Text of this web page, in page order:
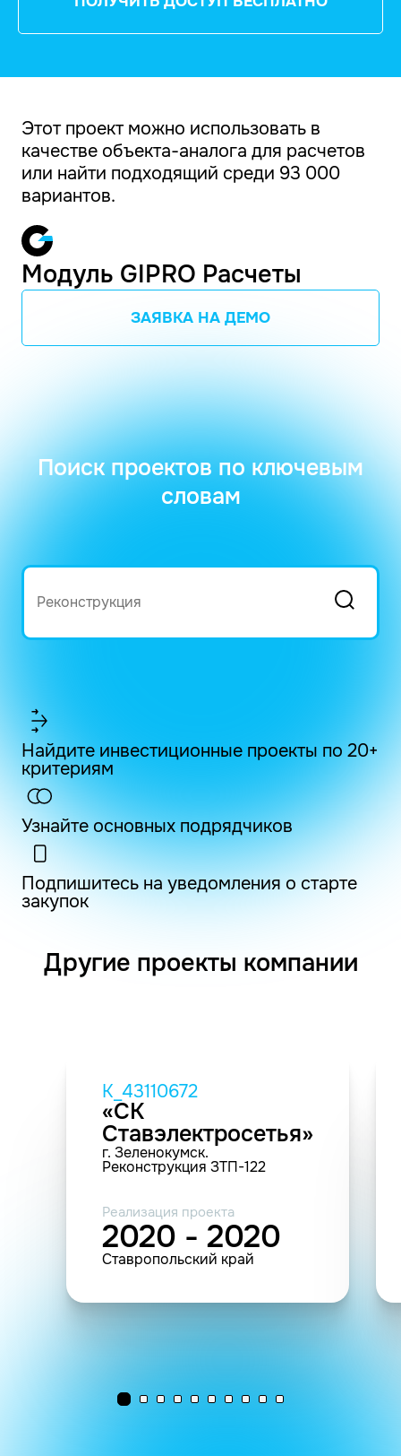
Этот проект можно использовать в
качестве объекта-аналога для расчетов
или найти подходящий среди 93 000
вариантов.
Модуль GIPRO Расчеты
ЗАЯВКА НА ДЕМО
Поиск проектов по ключевым
словам
Найдите инвестиционные проекты по 20+
критериям
Узнайте основных подрядчиков
Подпишитесь на уведомления о старте
закупок
Другие проекты компании
K_43110672
«СК
Ставэлектросетья»
г. Зеленокумск.
Реконструкция ЗТП-122
Реализация проекта
2020 - 2020
Ставропольский край